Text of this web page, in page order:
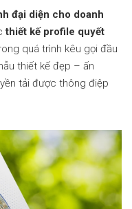
đại diện cho doanh
thiết kế profile quyết
quá trình kêu gọi đầu
thiết kế đẹp – ấn
tải được thông điệp